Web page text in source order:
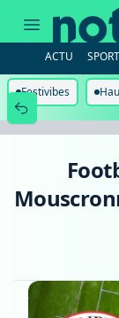
ACFF
Stade
Mouscronnois
s'est
repris
en
ACTU SPORT
Festivibes